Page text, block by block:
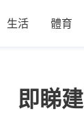
生活 體育
睇建